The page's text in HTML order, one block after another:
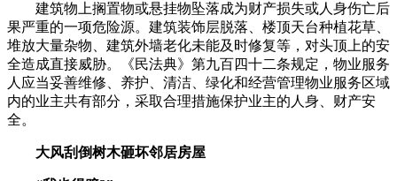
建筑物上搁置物或悬挂物坠落成为财产损失或人身伤亡后
果严重的一项危险源。建筑装饰层脱落、楼顶天台种植花草、
堆放大量杂物、建筑外墙老化未能及时修复等，对头顶上的安
全造成直接威胁。《民法典》第九百四十二条规定，物业服务
人应当妥善维修、养护、清洁、绿化和经营管理物业服务区域
内的业主共有部分，采取合理措施保护业主的人身、财产安
全。
大风刮倒树木砸坏邻居房屋